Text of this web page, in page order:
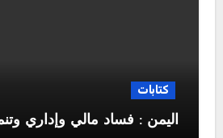
كتابات
اليمن : فساد مالي وإداري